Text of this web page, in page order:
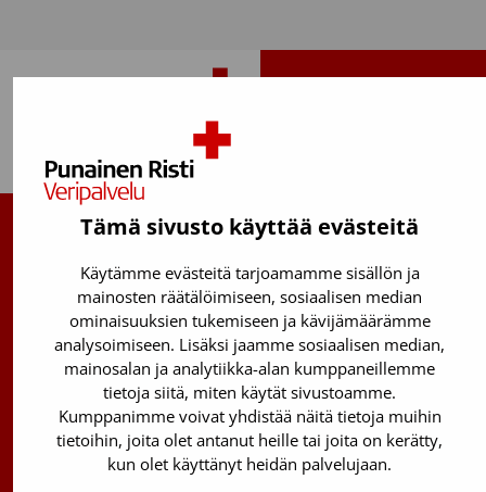
Tämä sivusto käyttää evästeitä
Käytämme evästeitä tarjoamamme sisällön ja
mainosten räätälöimiseen, sosiaalisen median
ominaisuuksien tukemiseen ja kävijämäärämme
analysoimiseen. Lisäksi jaamme sosiaalisen median,
mainosalan ja analytiikka-alan kumppaneillemme
tietoja siitä, miten käytät sivustoamme.
Kumppanimme voivat yhdistää näitä tietoja muihin
tietoihin, joita olet antanut heille tai joita on kerätty,
kun olet käyttänyt heidän palvelujaan.
Maksuton verenluovuttajien info:
0800 05801(ma–pe 8–17)
Kantasolurekisterin info:
029 300 1515
Härkälenkki 13
01730 Vantaa